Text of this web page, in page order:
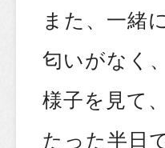
また、一緒
匂いがなく
様子を見て
たった半日